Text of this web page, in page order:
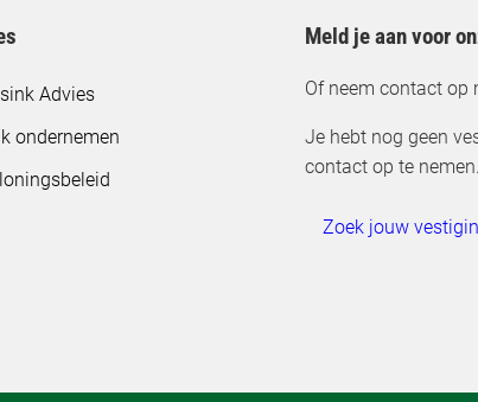
Advies
ondernemen
Meld je aan voor
Of neem contact op
Je hebt nog geen
contact op te
Zoek jouw